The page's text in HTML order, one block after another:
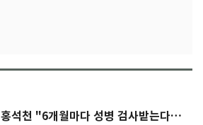
홍석천 "6개월마다 성병 검사받는다…